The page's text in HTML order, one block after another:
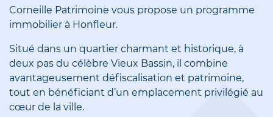
Corneille Patrimoine vous propose un programme
immobilier à Honfleur.
Situé dans un quartier charmant et historique, à
deux pas du célèbre Vieux Bassin, il combine
avantageusement défiscalisation et patrimoine,
tout en bénéficiant d’un emplacement privilégié au
cœur de la ville.